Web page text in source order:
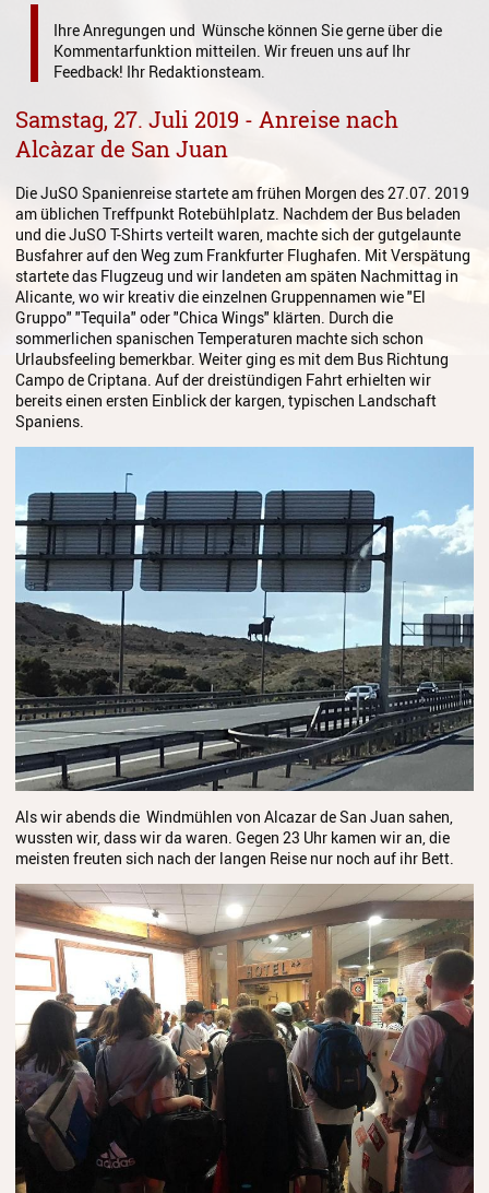
Instrumentenkarussell
Musikproduktion, DJing und
Musiktheater - Stage
Coaching
Musiktheorie
Musiktherapie
MuM - Musikunterricht für
Menschen mit Behinderung
Streichinstrumente
Tasteninstrumente
Zupfinstrumente
Unsere Lehrkräfte
Standorte
Ensembles
Talentförderung
Gebühren
Ermäßigungen
Fördermöglichkeiten
Mietinstrumente
Anmeldung
Abmeldung
Aktuelles
Veranstaltungen
Wettbewerbe
Ihre Anregungen und Wünsche können Sie gerne über die
Kommentarfunktion mitteilen. Wir freuen uns auf Ihr
Feedback! Ihr Redaktionsteam.
Samstag, 27. Juli 2019 - Anreise nach
Alcàzar de San Juan
Die JuSO Spanienreise startete am frühen Morgen des 27.07. 2019
am üblichen Treffpunkt Rotebühlplatz. Nachdem der Bus beladen
und die JuSO T-Shirts verteilt waren, machte sich der gutgelaunte
Busfahrer auf den Weg zum Frankfurter Flughafen. Mit Verspätung
startete das Flugzeug und wir landeten am späten Nachmittag in
Alicante, wo wir kreativ die einzelnen Gruppennamen wie "El
Gruppo" "Tequila" oder "Chica Wings" klärten. Durch die
sommerlichen spanischen Temperaturen machte sich schon
Urlaubsfeeling bemerkbar. Weiter ging es mit dem Bus Richtung
Campo de Criptana. Auf der dreistündigen Fahrt erhielten wir
bereits einen ersten Einblick der kargen, typischen Landschaft
Spaniens.
Als wir abends die Windmühlen von Alcazar de San Juan sahen,
wussten wir, dass wir da waren. Gegen 23 Uhr kamen wir an, die
meisten freuten sich nach der langen Reise nur noch auf ihr Bett.